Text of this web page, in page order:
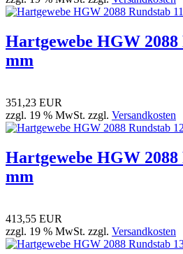
Hartgewebe HGW 2088
mm
351,23 EUR
zzgl. 19 % MwSt. zzgl. Versandkosten
Hartgewebe HGW 2088
mm
413,55 EUR
zzgl. 19 % MwSt. zzgl. Versandkosten